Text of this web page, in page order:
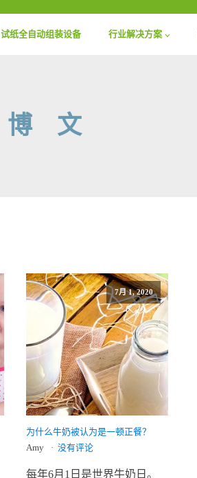
试纸全自动组装设备 行业解决方案
博 文
7月 1, 2020
为什么牛奶被认为是一顿正餐？
Amy 没有评论
每年6月1日是世界牛奶日。